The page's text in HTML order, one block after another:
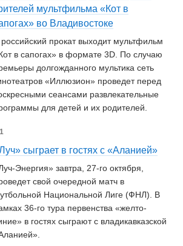
мультфильма «Кот в
во Владивостоке
прокат выходит мультфильм
в сапогах» в формате 3D. По случаю
долгожданного мультика сеть
«Иллюзион» проведет перед
сеансами развлекательные
для детей и их родителей.
сыграет в гостях с «Аланией»
Энергия» завтра, 27-го октября,
свой очередной матч в
Национальной Лиге (ФНЛ). В
36-го тура первенства «желто-
в гостях сыграют с владикавказской